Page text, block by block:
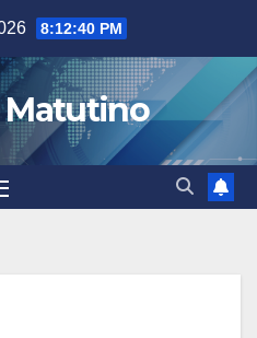
8:12:41 PM
Matutino